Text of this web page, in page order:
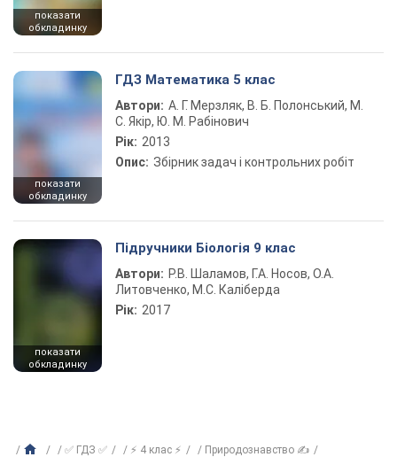
показати
обкладинку
показати
обкладинку
ГДЗ Математика 5 клас
Автори: А. Г. Мерзляк, В. Б. Полонський, М.
С. Якір, Ю. М. Рабінович
Рік: 2013
Опис: Збірник задач і контрольних робіт
показати
обкладинку
Підручники Біологія 9 клас
Автори: Р.В. Шаламов, Г.А. Носов, О.А.
Литовченко, М.С. Каліберда
Рік: 2017
✅ ГДЗ ✅ ⚡ 4 клас ⚡
Природознавство ✍